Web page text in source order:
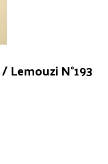
Lemouzi N°193